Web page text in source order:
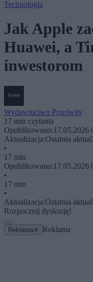
Technologia
Jak Apple
Huawei, a
inwestorom
Wydawnictwo Prześwity
17 min czytania
Opublikowano:17.05.2026
Aktualizacja:Ostatnia
•
17 min
Opublikowano:17.05.2026
•
17 min
•
Aktualizacja:Ostatnia
Rozpocznij dyskusję!
Reklama ✕ Reklama